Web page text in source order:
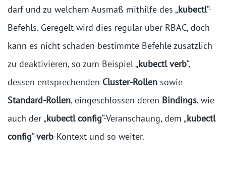
darf und zu welchem Ausmaß mithilfe des „kubectl“-
Befehls. Geregelt wird dies regulär über RBAC, doch
kann es nicht schaden bestimmte Befehle zusätzlich
zu deaktivieren, so zum Beispiel „kubectl verb“,
dessen entsprechenden Cluster-Rollen sowie
Standard-Rollen, eingeschlossen deren Bindings, wie
auch der „kubectl config“-Veranschaung, dem „kubectl
config“-verb-Kontext und so weiter.